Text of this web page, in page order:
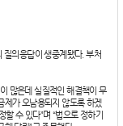
질의응답이 생중계됐다. 부처
많은데 실질적인 해결책이 무
제가 오남용되지 않도록 하겠
수 있다”며 “법으로 정하기